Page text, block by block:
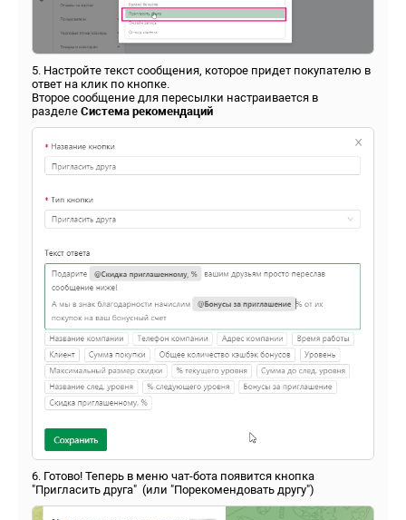
5. Настройте текст сообщения, которое придет покупателю в
ответ на клик по кнопке.
Второе сообщение для пересылки настраивается в
разделе Система рекомендаций
6. Готово! Теперь в меню чат-бота появится кнопка
"Пригласить друга" (или "Порекомендовать другу")